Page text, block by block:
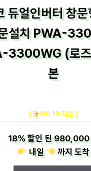
듀얼인버터 창
설치 PWA-
3300WG (로
본
[ NO.10 제품 ]
18%할인 된980,000
내일
까지도착